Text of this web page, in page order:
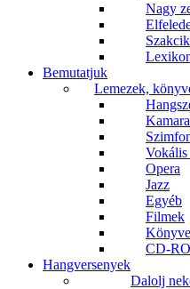
Nagy
Bemutatjuk
Lemezek,
Kamara
Opera
Jazz
Egyéb
Filmek
CD-
Hangversenyek
Dalolj